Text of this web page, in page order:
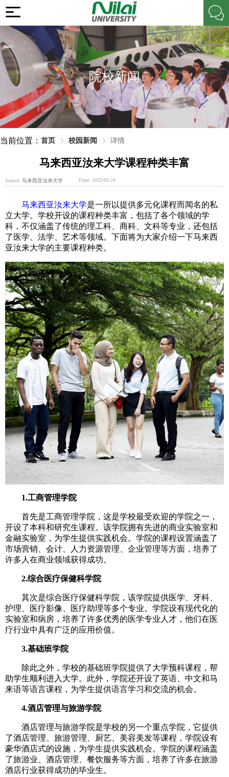
院校新闻
当前位置： 首页 校园新闻 详情
马来西亚汝来大学课程种类丰富
Source: 马来西亚汝来大学 Time: 2023-05-24
马来西亚汝来大学是一所以提供多元化课程而闻名的私
立大学。学校开设的课程种类丰富，包括了各个领域的学
科，不仅涵盖了传统的理工科、商科、文科等专业，还包括
了医学、法学、艺术等领域。下面将为大家介绍一下马来西
亚汝来大学的主要课程种类。
1.工商管理学院
首先是工商管理学院，这是学校最受欢迎的学院之一，
开设了本科和研究生课程。该学院拥有先进的商业实验室和
金融实验室，为学生提供实践机会。学院的课程设置涵盖了
市场营销、会计、人力资源管理、企业管理等方面，培养了
许多人在商业领域获得成功。
2.综合医疗保健科学院
其次是综合医疗保健科学院，该学院提供医学、牙科、
护理、医疗影像、医疗助理等多个专业。学院设有现代化的
实验室和病房，培养了许多优秀的医学专业人才，他们在医
疗行业中具有广泛的应用价值。
3.基础班学院
除此之外，学校的基础班学院提供了大学预科课程，帮
助学生顺利进入大学。此外，学院还开设了英语、中文和马
来语等语言课程，为学生提供语言学习和交流的机会。
4.酒店管理与旅游学院
酒店管理与旅游学院是学校的另一个重点学院，它提供
了酒店管理、旅游管理、厨艺、美容美发等课程，学院设有
豪华酒店式的设施，为学生提供实践机会。学院的课程涵盖
了旅游业、酒店管理、餐饮服务等方面，培养了许多在旅游
酒店行业获得成功的毕业生。